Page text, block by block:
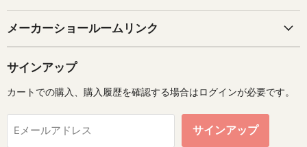
メーカーショールームリンク
サインアップ
カートでの購入、購入履歴を確認する場合はログインが必要です。
Eメールアドレス サインアップ